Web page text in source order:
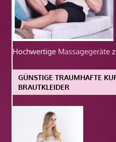
Hochwertige Massagegeräte
GÜNSTIGE TRAUMHAFTE
BRAUTKLEIDER